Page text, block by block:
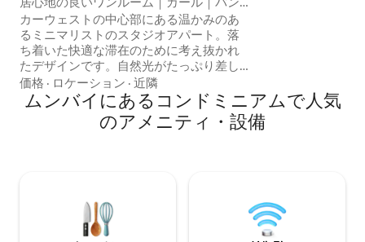
ドラ、カフェまで徒歩｜ショッピング｜
カーウェストの中心部にある温かみのあ
るミニマリストのスタジオアパート。落
ち着いた快適な滞在のために考え抜かれ
たデザインです。自然光がたっぷり差し
込む温かみのあるインテリアのお部屋に
は、高速Wi-Fi、エアコン、OTTサブスク
リプション付きテレビ、キッチンの必需
品、エレベーター、清潔で手入れの行き
す。快適さ、利便性、穏やかなムンバイ
の雰囲気を求める一人旅、カップル、ワ
ーケーション、長期滞在に最適です。✨
価格 · ロケーション · 近隣
ムンバイにあるコンドミニアムで人気
のアメニティ・設備